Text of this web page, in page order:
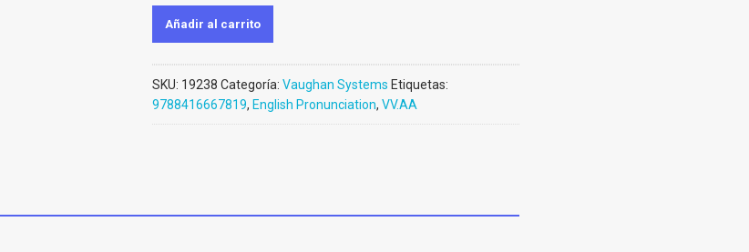
Añadir al carrito
SKU: 19238 Categoría: Vaughan Systems Etiquetas:
9788416667819, English Pronunciation, VV.AA